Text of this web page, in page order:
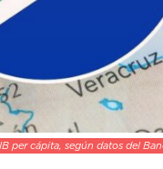
per cápita, según datos del